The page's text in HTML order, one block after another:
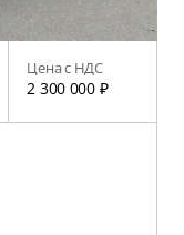
Цена с НДС
2 300 000 ₽